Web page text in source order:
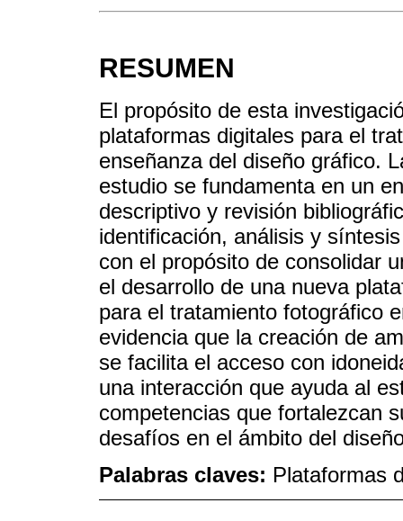
RESUMEN
El propósito de esta
plataformas digitales para el
enseñanza del diseño gráfico.
estudio se fundamenta en un
descriptivo y revisión
identificación, análisis y
con el propósito de consolidar
el desarrollo de una nueva
para el tratamiento fotográfico
evidencia que la creación de
se facilita el acceso con
una interacción que ayuda al
competencias que fortalezcan
desafíos en el ámbito del
Palabras claves: Plataformas